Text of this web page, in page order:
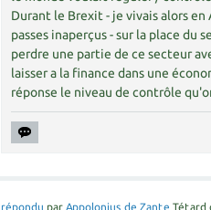
Durant le Brexit - je vivais alors
passes inaperçus - sur la place du
perdre une partie de ce secteur
laisser a la finance dans une
réponse le niveau de contrôle
répondu par Appolonius de Zante Tétard